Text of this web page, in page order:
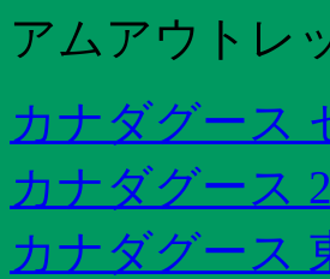
アムアウトレ
カナダグース
カナダグース
カナダグース